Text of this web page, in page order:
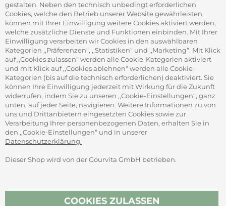
ADRESSE
Gourvita GmbH
Adam-Opel-Str. 19
63322 Rödermark
SICHER ZAHLEN
Vertrag widerrufen
gestalten. Neben den technisch unbedingt erforderlichen
Cookies, welche den Betrieb unserer Website gewährleisten,
können mit Ihrer Einwilligung weitere Cookies aktiviert werden,
welche zusätzliche Dienste und Funktionen einbinden. Mit Ihrer
Einwilligung verarbeiten wir Cookies in den auswählbaren
Kategorien ,,Präferenzen“, ,,Statistiken“ und ,,Marketing“. Mit Klick
auf ,,Cookies zulassen“ werden alle Cookie-Kategorien aktiviert
und mit Klick auf ,,Cookies ablehnen“ werden alle Cookie-
Kategorien (bis auf die technisch erforderlichen) deaktiviert. Sie
können Ihre Einwilligung jederzeit mit Wirkung für die Zukunft
widerrufen, indem Sie zu unseren ,,Cookie-Einstellungen“, ganz
unten, auf jeder Seite, navigieren. Weitere Informationen zu von
uns und Drittanbietern eingesetzten Cookies sowie zur
Verarbeitung Ihrer personenbezogenen Daten, erhalten Sie in
den ,,Cookie-Einstellungen“ und in unserer
Datenschutzerklärung.
Dieser Shop wird von der Gourvita GmbH betrieben.
COOKIES ZULASSEN